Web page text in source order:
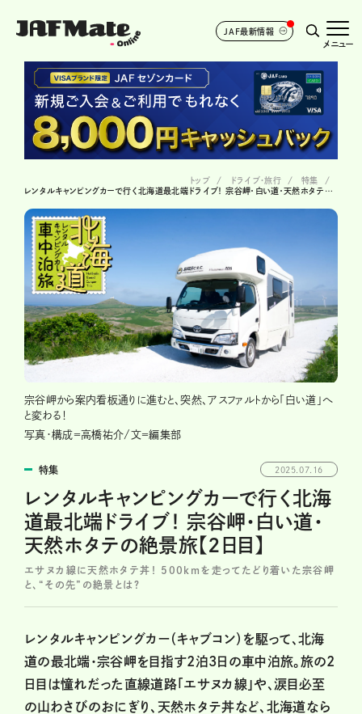
JAF最新情報
メニュー
トップ ドライブ･旅行
特集
レンタルキャンピングカーで行く北海道最北端ドライブ！ 宗谷岬・白い道・天然ホタテの絶景旅【2日目】
宗谷岬から案内看板通りに進むと、突然、アスファルトから「白い道」へ
と変わる！
写真・構成＝高橋祐介/文＝編集部
特集 2025.07.16
レンタルキャンピングカーで行く北海
道最北端ドライブ！ 宗谷岬・白い道・
天然ホタテの絶景旅【2日目】
エサヌカ線に天然ホタテ丼！ 500kmを走ってたどり着いた宗谷岬
と、“その先”の絶景とは？
レンタルキャンピングカー（キャブコン）を駆って、北海
道の最北端・宗谷岬を目指す2泊3日の車中泊旅。旅の2
日目は憧れだった直線道路「エサヌカ線」や、涙目必至
の山わさびのおにぎり、天然ホタテ丼など、北海道なら